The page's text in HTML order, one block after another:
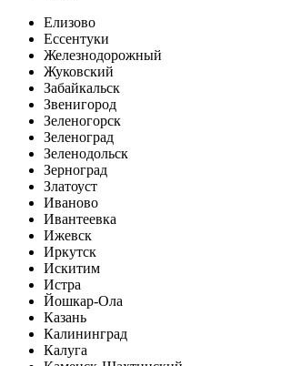
Елизово
Ессентуки
Железнодорожный
Жуковский
Забайкальск
Звенигород
Зеленогорск
Зеленоград
Зеленодольск
Зерноград
Златоуст
Иваново
Ивантеевка
Ижевск
Иркутск
Искитим
Истра
Йошкар-Ола
Казань
Калининград
Калуга